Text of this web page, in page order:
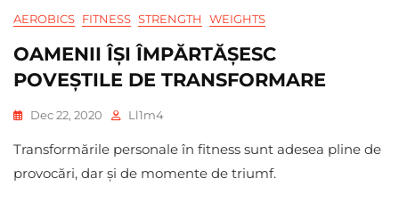
AEROBICS FITNESS STRENGTH WEIGHTS
OAMENII ÎȘI ÎMPĂRTĂȘESC
POVEȘTILE DE TRANSFORMARE
Dec 22, 2020 Ll1m4
Transformările personale în fitness sunt adesea pline de
provocări, dar și de momente de triumf.